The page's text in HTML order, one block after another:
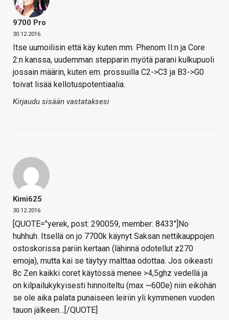
9700 Pro
30.12.2016
Itse uumoilisin että käy kuten mm. Phenom II:n ja Core
2:n kanssa, uudemman stepparin myötä parani kulkupuoli
jossain määrin, kuten em. prossuilla C2->C3 ja B3->G0
toivat lisää kellotuspotentiaalia.
Kirjaudu sisään vastataksesi
Kimi625
30.12.2016
[QUOTE="yerek, post: 290059, member: 8433"]No
huhhuh. Itsellä on jo 7700k käynyt Saksan nettikauppojen
ostoskorissa pariin kertaan (lähinnä odotellut z270
emoja), mutta kai se täytyy malttaa odottaa. Jos oikeasti
8c Zen kaikki coret käytössä menee >4,5ghz vedellä ja
on kilpailukykyisesti hinnoiteltu (max ~600e) niin eiköhän
se ole aika palata punaiseen leiriin yli kymmenen vuoden
tauon jälkeen…[/QUOTE]